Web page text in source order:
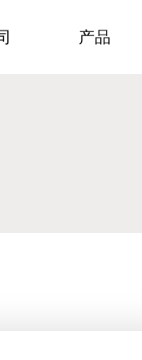
产品